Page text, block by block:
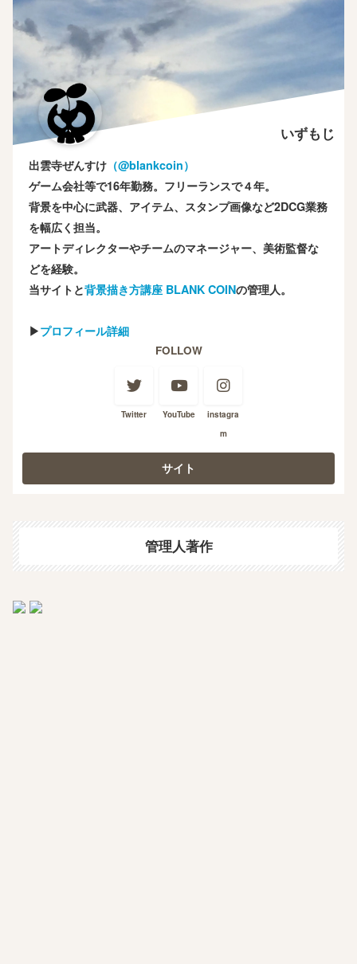
いずもじ
出雲寺ぜんすけ （‎@blankcoin）
ゲーム会社等で16年勤務。フリーランスで４年。
背景を中心に武器、アイテム、スタンプ画像など2DCG業務
を幅広く担当。
アートディレクターやチームのマネージャー、美術監督な
どを経験。
当サイトと背景描き方講座 BLANK COINの管理人。
▶プロフィール詳細
FOLLOW
Twitter YouTube
instagra
m
管理人著作